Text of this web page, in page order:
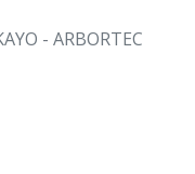
- ARBORTEC